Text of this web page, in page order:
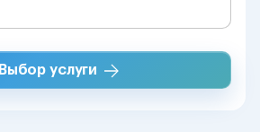
Выбор услуги